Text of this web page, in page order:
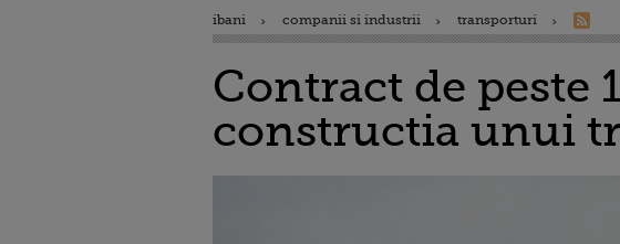
ibani companii si industrii transporturi
Contract de peste
constructia unui